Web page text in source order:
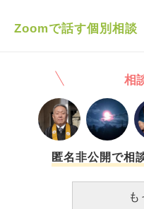
て、怠惰に見られてしまい
手が求めているラインに
まいます。頑張りたいの
ってしまいます。 今のわたしに足りないものや必要なもの
ってなんなのでしょうか
Zoomで話す個別相談
相
匿名非公開で相
も